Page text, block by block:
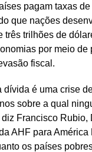
pagam taxas
que nações
três trilhões de
por meio de
fiscal.
dívida é uma crise
sobre a qual
diz Francisco Rubio,
AHF para América
os países